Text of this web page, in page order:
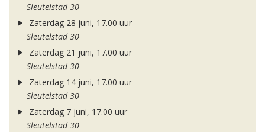
Sleutelstad 30
Zaterdag 28 juni, 17.00 uur
Sleutelstad 30
Zaterdag 21 juni, 17.00 uur
Sleutelstad 30
Zaterdag 14 juni, 17.00 uur
Sleutelstad 30
Zaterdag 7 juni, 17.00 uur
Sleutelstad 30